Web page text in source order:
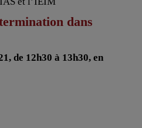
dans
de 12h30 à 13h30, en